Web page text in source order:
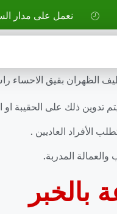
نعمل على مدار
الظهران بقيق الاحساء
ذلك على الحقيبة او
الأفراد العاديين .
المدربة.